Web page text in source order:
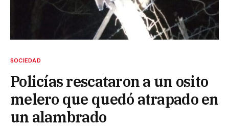
SOCIEDAD
Policías rescataron a un osito
melero que quedó atrapado en
un alambrado